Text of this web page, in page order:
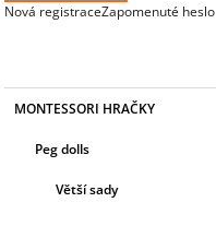
Nová registraceZapomenuté heslo
kategorie
KMONTESSORI HRAČKY
Peg dolls
Větší sady